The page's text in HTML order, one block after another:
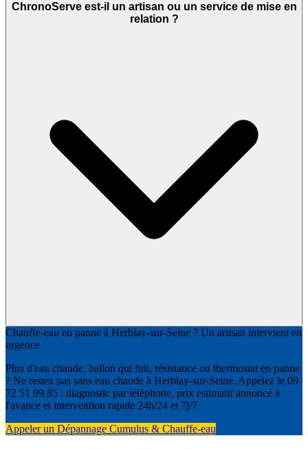
ChronoServe est-il un artisan ou un service de mise en
relation ?
Chauffe-eau en panne à Herblay-sur-Seine ? Un artisan intervient en
urgence
Plus d'eau chaude, ballon qui fuit, résistance ou thermostat en panne
? Ne restez pas sans eau chaude à Herblay-sur-Seine. Appelez le 09
72 51 99 85 : diagnostic par téléphone, prix estimatif annoncé à
l'avance et intervention rapide 24h/24 et 7j/7.
Appeler un Dépannage Cumulus & Chauffe-eau